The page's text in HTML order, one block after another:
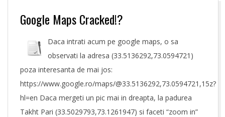
Google Maps Cracked!?
Daca intrati acum pe google maps, o sa
observati la adresa (33.5136292,73.0594721)
poza interesanta de mai jos:
https://www.google.ro/maps/@33.5136292,73.0594721,15z?
hl=en Daca mergeti un pic mai in dreapta, la padurea
Takht Pari (33.5029793,73.1261947) si faceti “zoom in”